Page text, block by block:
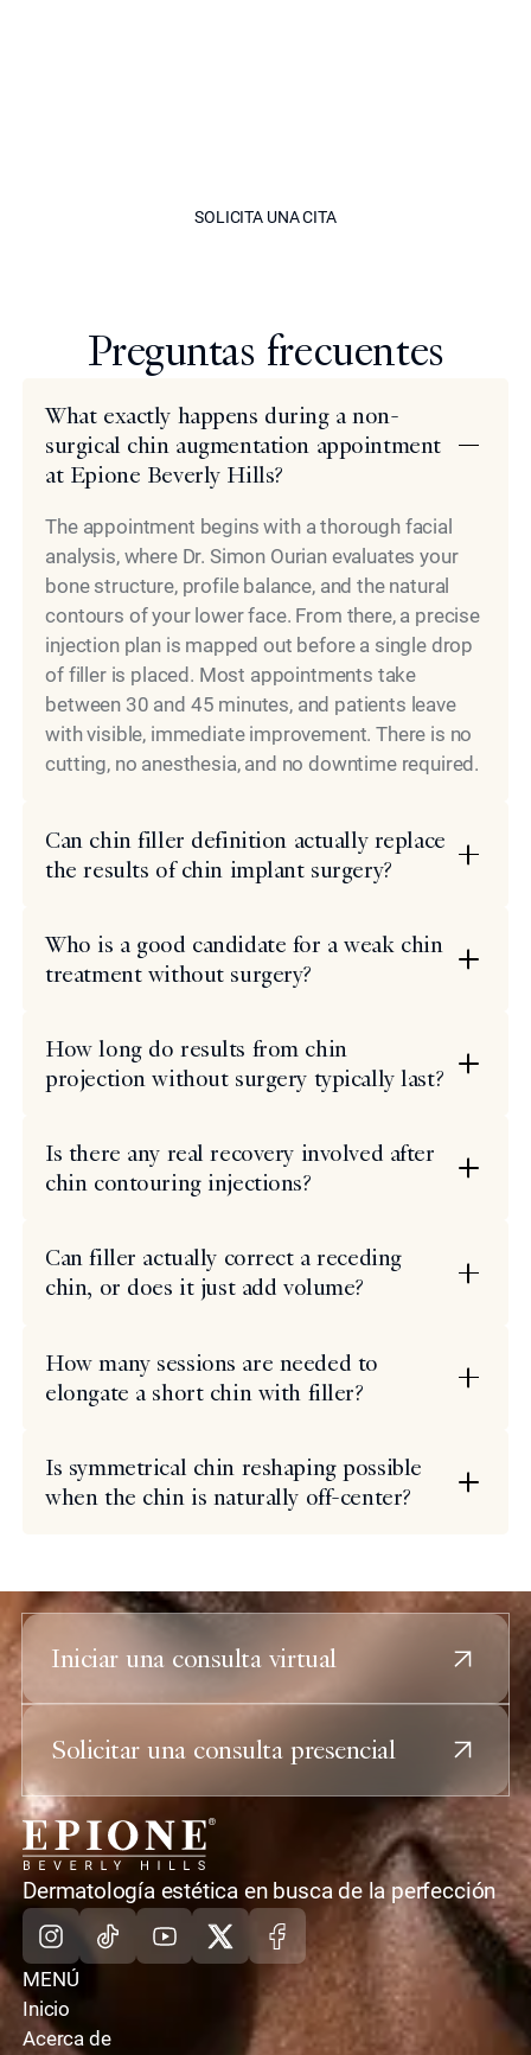
SOLICITA UNA CITA
Preguntas frecuentes
What exactly happens during a non-
surgical chin augmentation appointment
at Epione Beverly Hills?
The appointment begins with a thorough facial
analysis, where Dr. Simon Ourian evaluates your
bone structure, profile balance, and the natural
contours of your lower face. From there, a precise
injection plan is mapped out before a single drop
of filler is placed. Most appointments take
between 30 and 45 minutes, and patients leave
with visible, immediate improvement. There is no
cutting, no anesthesia, and no downtime required.
Can chin filler definition actually replace
the results of chin implant surgery?
Who is a good candidate for a weak chin
treatment without surgery?
How long do results from chin
projection without surgery typically last?
Is there any real recovery involved after
chin contouring injections?
Can filler actually correct a receding
chin, or does it just add volume?
How many sessions are needed to
elongate a short chin with filler?
Is symmetrical chin reshaping possible
when the chin is naturally off-center?
Iniciar una consulta virtual
Solicitar una consulta presencial
casa
Dermatología estética en busca de la perfección
Instagram
TikTokYoutube
X Facebook
MENÚ
Inicio
Acerca de